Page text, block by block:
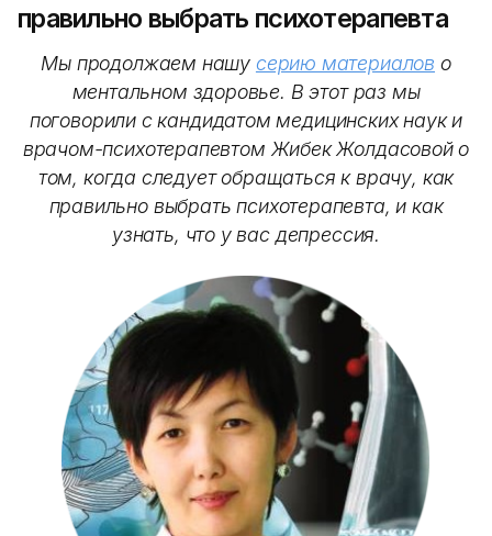
правильно выбрать психотерапевта
Мы продолжаем нашу серию материалов о
ментальном здоровье. В этот раз мы
поговорили с кандидатом медицинских наук и
врачом-психотерапевтом Жибек Жолдасовой о
том, когда следует обращаться к врачу, как
правильно выбрать психотерапевта, и как
узнать, что у вас депрессия.